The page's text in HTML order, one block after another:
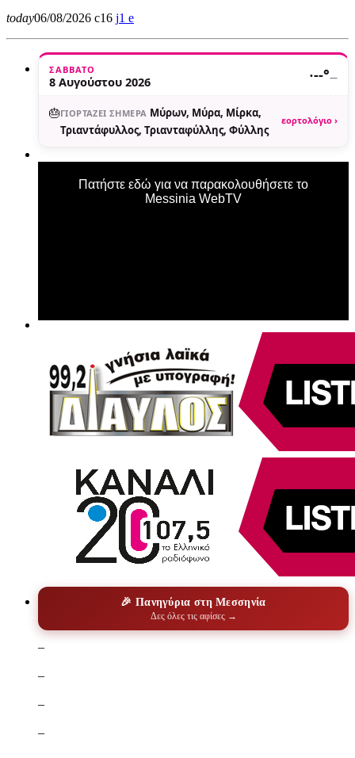
today06/08/2026 16 1
ΣΆΒΒΑΤΟ
8 Αυγούστου 2026 ·--°—
🎂ΓΙΟΡΤΆΖΕΙ ΣΉΜΕΡΑ Μύρων, Μύρα, Μίρκα,
Τριαντάφυλλος, Τριανταφύλλης, Φύλλης
εορτολόγιο ›
Πατήστε εδώ για να παρακολουθήσετε το
Messinia WebTV
🎉 Πανηγύρια στη Μεσσηνία
Δες όλες τις αφίσες →
–
–
–
–